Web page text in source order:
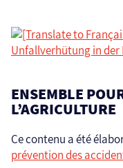
ENSEMBLE
L’AGRICULTURE
Ce contenu a été
prévention des